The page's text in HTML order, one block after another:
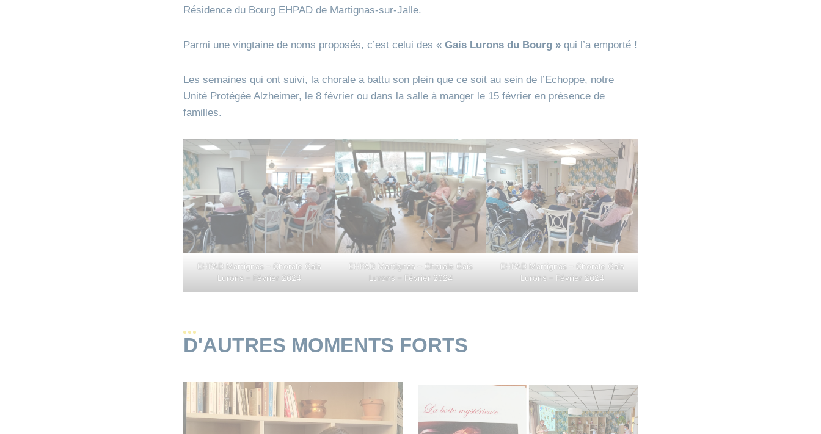
Résidence du Bourg EHPAD de Martignas-sur-Jalle.
Parmi une vingtaine de noms proposés, c’est celui des « Gais Lurons du Bourg » qui l’a emporté !
Les semaines qui ont suivi, la chorale a battu son plein que ce soit au sein de l’Echoppe, notre
Unité Protégée Alzheimer, le 8 février ou dans la salle à manger le 15 février en présence de
familles.
EHPAD Martignas – Chorale Gais
Lurons – Février 2024
EHPAD Martignas – Chorale Gais
Lurons – Février 2024
EHPAD Martignas – Chorale Gais
Lurons – Février 2024
D'AUTRES MOMENTS FORTS